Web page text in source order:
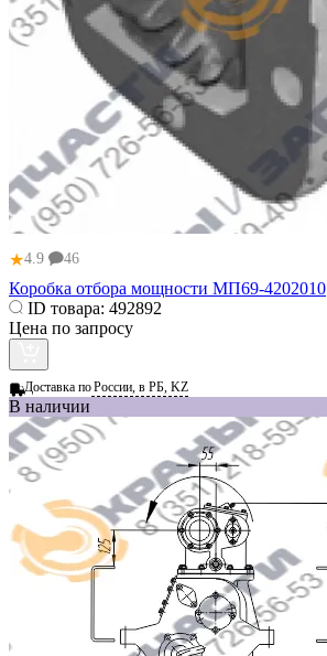
★4.9 46
Коробка отбора мощности МП69-4202010
ID товара: 492892
Цена по запросу
Доставка поРоссии, в РБ, KZ
В наличии